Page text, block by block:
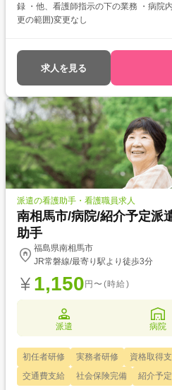
録 ・他、看護師指示の下の業務 ・病院内
更の範囲)変更なし
求人を見る
派遣の看護助手・看護職員求人
南相馬市/病院/紹介予定派
助手
福島県南相馬市
JR常磐線/最寄り駅より徒歩3分
1,150 円〜(時給)
派遣 病院
初任者研修 実務者研修 資格取得
交通費支給
社会保険完備 紹介予